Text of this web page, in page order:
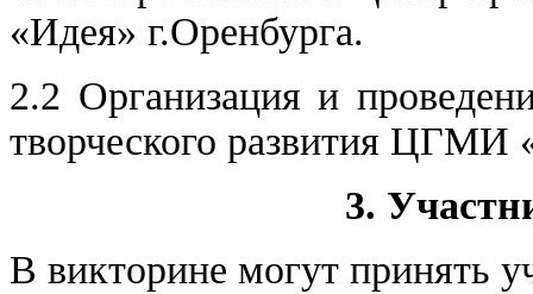
«Идея» г.Оренбурга.
2.2 Организация и
творческого развития ЦГМИ
3.
В викторине могут принять